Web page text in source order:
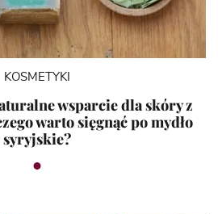
KOSMETYKI
wsparcie dla skóry z
warto sięgnąć po mydło
syryjskie?